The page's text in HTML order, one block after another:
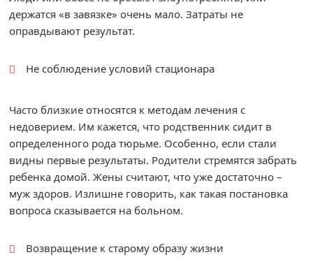
держатся «в завязке» очень мало. Затраты не
оправдывают результат.
Не соблюдение условий стационара
Часто близкие относятся к методам лечения с
недоверием. Им кажется, что родственник сидит в
определенного рода тюрьме. Особенно, если стали
видны первые результаты. Родители стремятся забрать
ребенка домой. Жены считают, что уже достаточно –
муж здоров. Излишне говорить, как такая постановка
вопроса сказывается на больном.
Возвращение к старому образу жизни